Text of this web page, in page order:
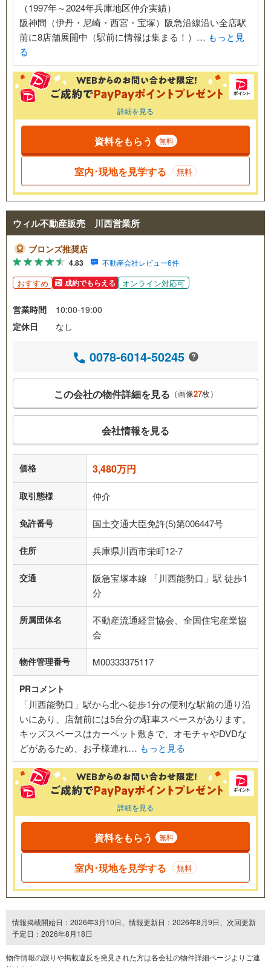
（1997年～2024年兵庫地区仲介実績）
阪神間（伊丹・尼崎・西宮・宝塚）阪急沿線沿い全店駅
前に8店舗展開中（駅前に情報は集まる！）… もっと見
る
詳細を見る
資料をもらう 無料
室内･現地を見学する 無料
ウィル不動産販売 川西営業所
ブロンズ推奨店
4.83 不動産会社レビュー6件
おすすめ 成約でもらえる オンライン対応可
営業時間
10:00-19:00
定休日
なし
0078-6014-50245
この会社の物件詳細を見る （画像27枚）
会社情報を見る
価格 3,480万円
取引態様 仲介
免許番号 国土交通大臣免許(5)第006447号
住所 兵庫県川西市栄町12-7
交通
阪急宝塚本線 「川西能勢口」駅 徒歩1
分
所属団体名
不動産流通経営協会、全国住宅産業協
会
物件管理番号 M00333375117
PRコメント
「川西能勢口」駅から北へ徒歩1分の便利な駅前の通り沿
いにあり、店舗前には5台分の駐車スペースがあります。
キッズスペースはカーペット敷きで、オモチャやDVDな
どがあるため、お子様連れ… もっと見る
詳細を見る
資料をもらう 無料
室内･現地を見学する 無料
情報掲載開始日：2026年3月10日、情報更新日：2026年8月9日、次回更新
予定日：2026年8月18日
物件情報の誤りや掲載違反を発⾒された方は各会社の物件詳細ページよりご連